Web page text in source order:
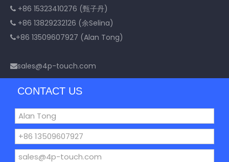
 +86 15323410276 (甄子丹)
 +86 13829232126 (余Selina)
+86 13509607927 (Alan Tong)
sales@4p-touch.com
CONTACT US